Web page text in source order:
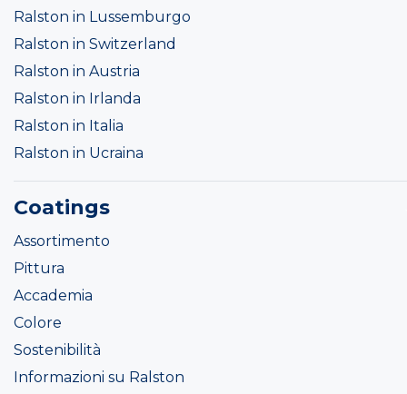
Ralston in Lussemburgo
Ralston in Switzerland
Ralston in Austria
Ralston in Irlanda
Ralston in Italia
Ralston in Ucraina
Coatings
Assortimento
Pittura
Accademia
Colore
Sostenibilità
Informazioni su Ralston